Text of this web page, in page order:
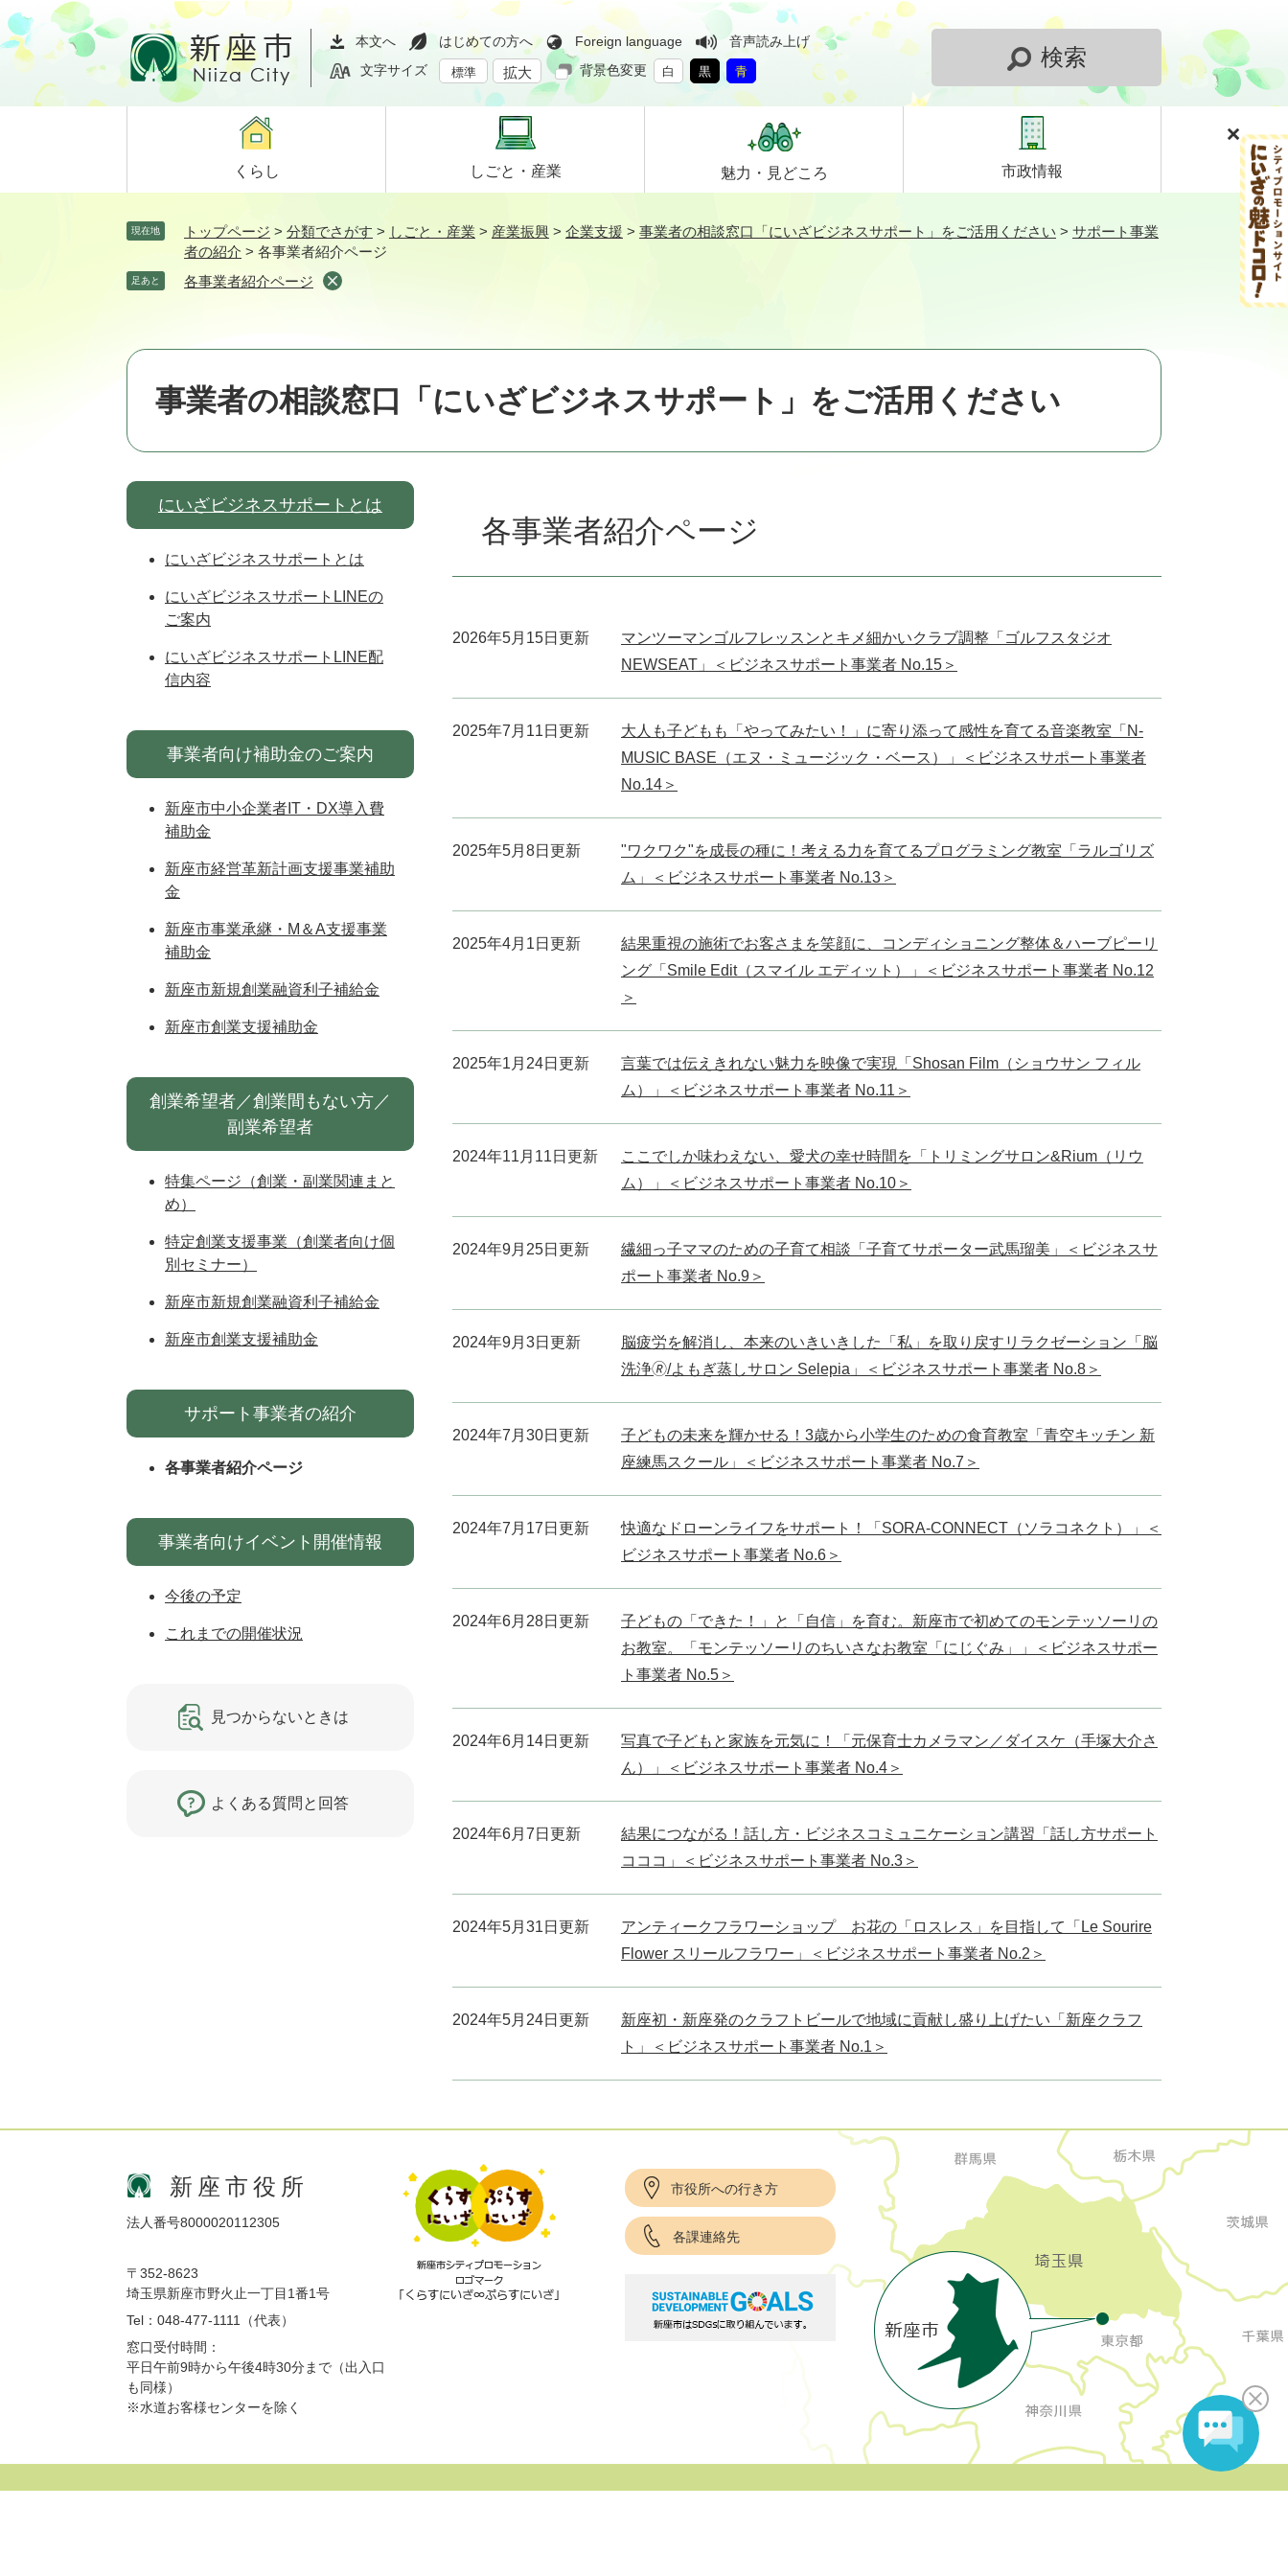
ペ
ー
ジ
メ
ニ
ュ
て
本文へ はじめての方へ Foreign language
音声読み上げ
文字サイズ
標準 拡大 背景色変更 白 黒 青
検索
くらし しごと・ 産業 魅力・ 見どころ 市政情報
現在地 トップページ > 分類でさがす > しごと・産業 > 産業振興 > 企業支援 > 事業者の相談窓口「にいざビジネスサポート」をご活用ください > サポート事業
者の紹介 > 各事業者紹介ページ
足あと 各事業者紹介ページ
事業者の相談窓口「にいざビジネスサポート」をご活用ください
各事業者紹介ページ
2026年5月15日更新
マンツーマンゴルフレッスンとキメ細かいクラブ調整「ゴルフスタジオ
NEWSEAT」＜ビジネスサポート事業者 No.15＞
2025年7月11日更新
大人も子どもも「やってみたい！」に寄り添って感性を育てる音楽教室「N-
MUSIC BASE（エヌ・ミュージック・ベース）」＜ビジネスサポート事業者
No.14＞
2025年5月8日更新
"ワクワク"を成長の種に！考える力を育てるプログラミング教室「ラルゴリズ
ム」＜ビジネスサポート事業者 No.13＞
2025年4月1日更新
結果重視の施術でお客さまを笑顔に、コンディショニング整体＆ハーブピーリ
ング「Smile Edit（スマイル エディット）」＜ビジネスサポート事業者 No.12
＞
2025年1月24日更新
言葉では伝えきれない魅力を映像で実現「Shosan Film（ショウサン フィル
ム）」＜ビジネスサポート事業者 No.11＞
2024年11月11日更新
ここでしか味わえない、愛犬の幸せ時間を「トリミングサロン&Rium（リウ
ム）」＜ビジネスサポート事業者 No.10＞
2024年9月25日更新
繊細っ子ママのための子育て相談「子育てサポーター武馬瑠美」＜ビジネスサ
ポート事業者 No.9＞
2024年9月3日更新
脳疲労を解消し、本来のいきいきした「私」を取り戻すリラクゼーション「脳
洗浄🄬/よもぎ蒸しサロン Selepia」＜ビジネスサポート事業者 No.8＞
2024年7月30日更新
子どもの未来を輝かせる！3歳から小学生のための食育教室「青空キッチン 新
座練馬スクール」＜ビジネスサポート事業者 No.7＞
2024年7月17日更新
快適なドローンライフをサポート！「SORA-CONNECT（ソラコネクト）」＜
ビジネスサポート事業者 No.6＞
2024年6月28日更新
子どもの「できた！」と「自信」を育む。新座市で初めてのモンテッソーリの
お教室。「モンテッソーリのちいさなお教室「にじぐみ」」＜ビジネスサポー
ト事業者 No.5＞
2024年6月14日更新
写真で子どもと家族を元気に！「元保育士カメラマン／ダイスケ（手塚大介さ
ん）」＜ビジネスサポート事業者 No.4＞
2024年6月7日更新
結果につながる！話し方・ビジネスコミュニケーション講習「話し方サポート
コココ」＜ビジネスサポート事業者 No.3＞
2024年5月31日更新
アンティークフラワーショップ お花の「ロスレス」を目指して「Le Sourire
Flower スリールフラワー」＜ビジネスサポート事業者 No.2＞
2024年5月24日更新
新座初・新座発のクラフトビールで地域に貢献し盛り上げたい「新座クラフ
ト」＜ビジネスサポート事業者 No.1＞
にいざビジネスサポートとは
にいざビジネスサポートとは
にいざビジネスサポートLINEの
ご案内
にいざビジネスサポートLINE配
信内容
事業者向け補助金のご案内
新座市中小企業者IT・DX導入費
補助金
新座市経営革新計画支援事業補助
金
新座市事業承継・M＆A支援事業
補助金
新座市新規創業融資利子補給金
新座市創業支援補助金
創業希望者／創業間もない方／
副業希望者
特集ページ（創業・副業関連まと
め）
特定創業支援事業（創業者向け個
別セミナー）
新座市新規創業融資利子補給金
新座市創業支援補助金
サポート事業者の紹介
各事業者紹介ページ
事業者向けイベント開催情報
今後の予定
これまでの開催状況
見つからないときは
よくある質問と回答
新座市役所
法人番号8000020112305
〒352-8623
埼玉県新座市野火止一丁目1番1号
Tel：048-477-1111（代表）
窓口受付時間：
平日午前9時から午後4時30分まで（出入口
も同様）
※水道お客様センターを除く
市役所への行き方
各課連絡先